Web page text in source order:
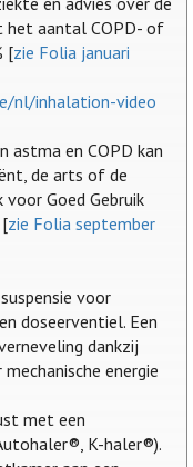
het aantal COPD- of
[zie Folia januari
nl/inhalation-video
astma en COPD kan
de arts of de
voor Goed Gebruik
zie Folia september
voor
doseerventiel. Een
dankzij
energie
met een
K-haler®).